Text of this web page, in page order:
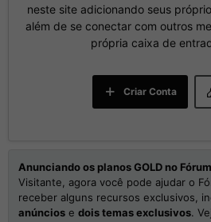
neste site adicionando seus
além de se conectar com outros
própria caixa de
Criar Conta
Anunciando os planos GOLD no
Visitante, agora você pode ajudar o
receber alguns recursos exclusivos,
anúncios e dois temas exclusivos.